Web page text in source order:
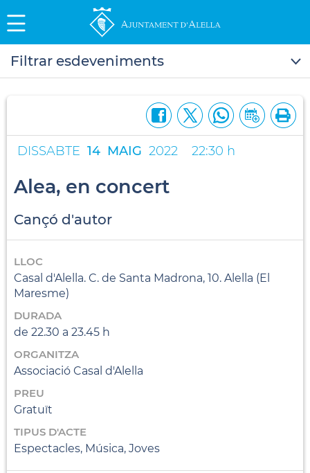
Filtrar esdeveniments
DISSABTE 14 MAIG 2022 22:30 h
Alea, en concert
Cançó d'autor
LLOC
Casal d'Alella. C. de Santa Madrona, 10. Alella (El
Maresme)
DURADA
de 22.30 a 23.45 h
ORGANITZA
Associació Casal d'Alella
PREU
Gratuït
TIPUS D'ACTE
Espectacles, Música, Joves